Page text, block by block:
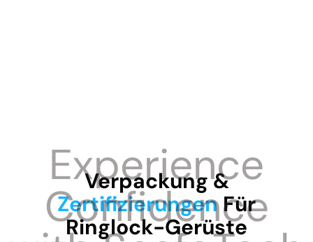
Verpackung &
ZertifizierungenFür
Ringlock-Gerüste